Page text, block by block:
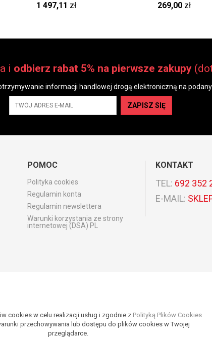
1 497,11 zł 269,00 zł
i odbierz rabat 5% na pierwsze zakupy
informacji handlowej drogą elektroniczną na
ZAPISZ SIĘ
POMOC
Polityka cookies
Regulamin konta
Regulamin newslettera
Warunki korzystania ze strony
internetowej (DSA) PL
KONTAKT
TEL: 692 352
E-MAIL:
cookies w celu realizacji usług i zgodnie z Polityką Plików Cookies
przechowywania lub dostępu do plików cookies w Twojej
przeglądarce.